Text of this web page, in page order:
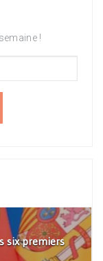
!
six premiers